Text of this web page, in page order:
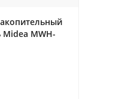
Midea MWH-